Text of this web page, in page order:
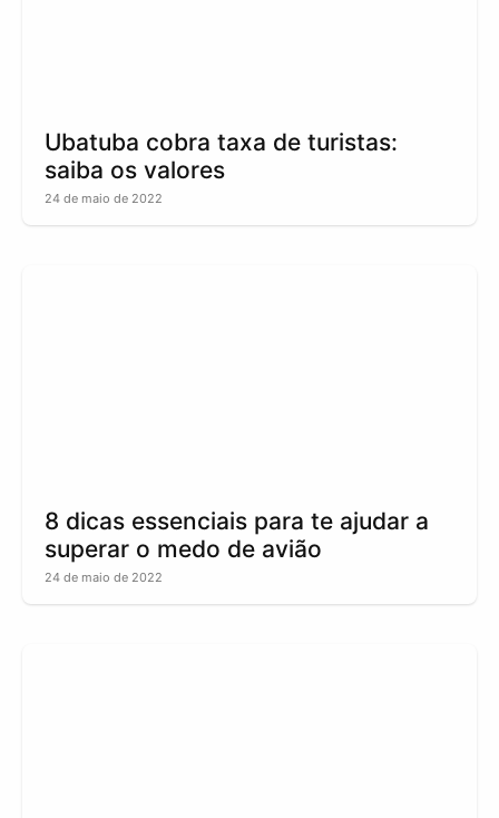
Ubatuba cobra taxa de turistas:
saiba os valores
24 de maio de 2022
8 dicas essenciais para te ajudar a
superar o medo de avião
24 de maio de 2022